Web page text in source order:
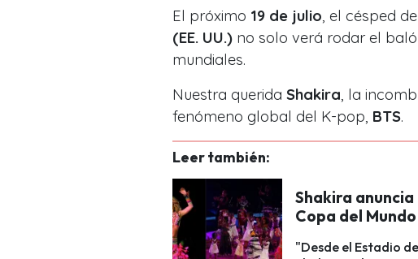
El próximo 19 de julio , el césped
(EE. UU.) no solo verá rodar el
mundiales.
Nuestra querida Shakira , la
fenómeno global del K-pop, BTS.
Leer también:
Shakira
Copa del
"Desde el Estadio